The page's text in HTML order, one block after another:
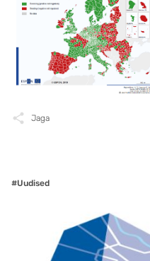
Jaga
#Uudised